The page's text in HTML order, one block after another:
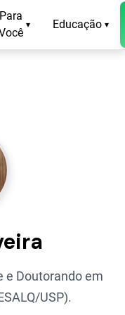
Para
▾ Educação ▾
e Doutorando em
USP).